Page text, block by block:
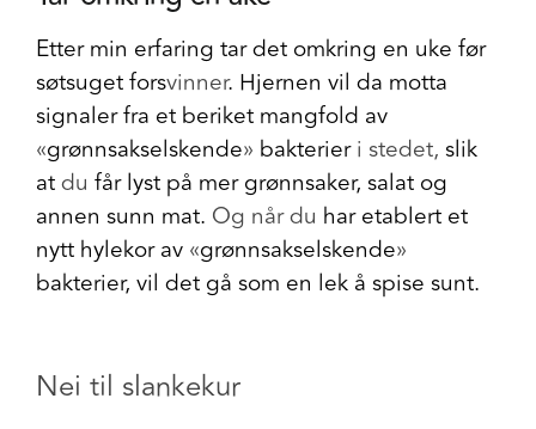
Etter min erfaring tar det omkring en uke før
søtsuget forsvinner. Hjernen vil da motta
signaler fra et beriket mangfold av
«grønnsakselskende» bakterieri stedet, slik
atdu får lyst på mer grønnsaker, salat og
annen sunn mat. Og nårdu har etablert et
nytt hylekor av «grønnsakselskende»
bakterier, vil det gå som en lek å spise sunt.
Nei til slankekur